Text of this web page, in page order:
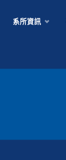
系所資訊